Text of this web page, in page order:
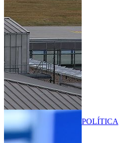
POLÍTICA